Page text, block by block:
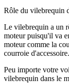
Rôle du vilebrequin
Le vilebrequin a un
moteur puisqu'il va
moteur comme la
courroie d'accessoire.
Peu importe votre
vilebrequin dans le